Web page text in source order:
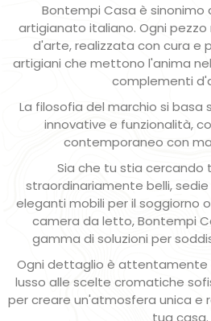
Bontempi Casa è sinonimo
artigianato italiano. Ogni
d'arte, realizzata con cura e
artigiani che mettono l'anima
complementi
La filosofia del marchio si basa
innovative e funzionalità,
contemporaneo con
Sia che tu stia cercando
straordinariamente belli,
eleganti mobili per il soggiorno
camera da letto, Bontempi
gamma di soluzioni per
Ogni dettaglio è attentamente
lusso alle scelte cromatiche
per creare un'atmosfera unica e
tua casa.